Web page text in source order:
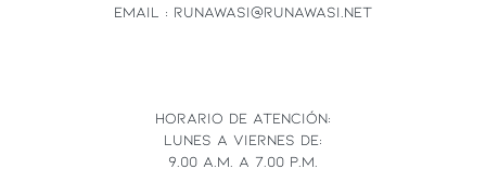
EMAIL : RUNAWASI@RUNAWASI.NET
HORARIO DE ATENCIÓN:
LUNES A VIERNES DE:
9.00 A.M. A 7.00 P.M.